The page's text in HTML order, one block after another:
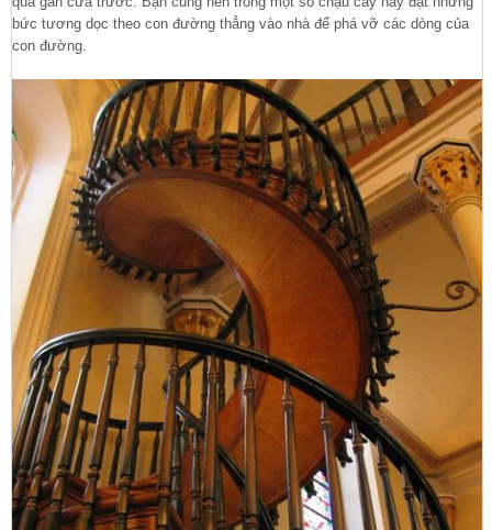
bức tương dọc theo con đường thẳng vào nhà để phá vỡ các dòng của
con đường.